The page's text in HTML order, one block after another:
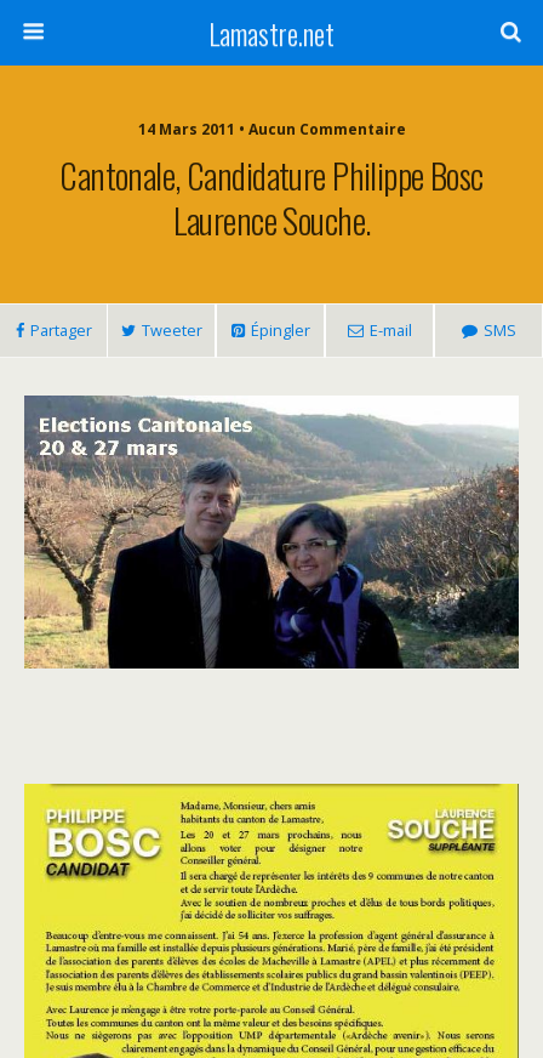
Lamastre.net
14 Mars 2011 • Aucun Commentaire
Cantonale, Candidature Philippe Bosc
Laurence Souche.
Partager Tweeter Épingler E-mail SMS